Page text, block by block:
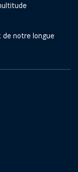
de notre longue